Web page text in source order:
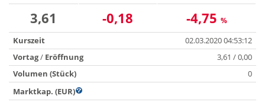
3,61 -0,18 -4,75 %
Kurszeit
02.03.2020 04:53:12
Vortag/ Eröffnung
3,61 / 0,00
Volumen (Stück)
0
Marktkap. (EUR)